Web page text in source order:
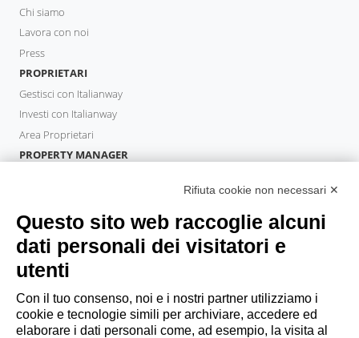
Chi siamo
Lavora con noi
Press
PROPRIETARI
Gestisci con Italianway
Investi con Italianway
Area Proprietari
PROPERTY MANAGER
OSPITI
Prenota un soggiorno
Soggiorni lunghi
Esperienze per gli ospiti
Sconti per gli ospiti
Convenzioni per Aziende
Rifiuta cookie non necessari ✕
Questo sito web raccoglie alcuni
dati personali dei visitatori e
utenti
Con il tuo consenso, noi e i nostri partner utilizziamo i
cookie e tecnologie simili per archiviare, accedere ed
elaborare i dati personali come, ad esempio, la visita al